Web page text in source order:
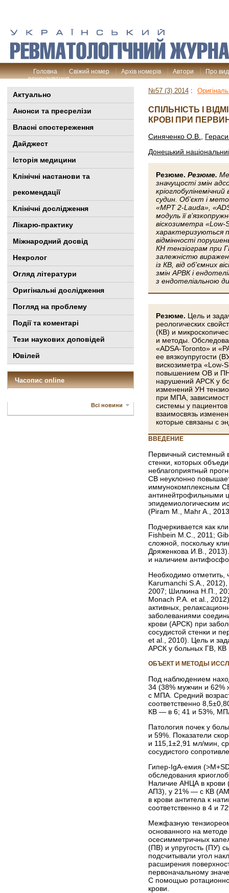
Головна Свіжий номер Архів номерів Автори
Про
рецензування
Актуально
Анонси та пресрелізи
Власні спостереження
Дайджест
Історія медицини
Клінiчні настанови та
рекомендації
Клінічні дослідження
Лікарю-практику
Міжнародний досвід
Некролог
Огляд літератури
Оригінальні дослідження
Погляд на проблему
Події та коментарі
Тези наукових доповідей
Ювілей
Часопис online
Всі новини
№57 (3) 2014 :
СПІЛЬНІСТЬ І
КРОВІ ПРИ
Синяченко О.В.
Донецький
Резюме. Резюме.
значущості змін
судин. Об’єкт і
«MPT 2-Lauda»,
модуль її
віскозиметра «Low-
характеризуються
відмінності
КН тензіограм при
залежністю
із КВ, від об’ємних
змін АРВК і
з ендотеліальною
Резюме. Цель и
реологических
(КВ) и
и методы.
«ADSA-Toronto» и
ее вязкоупругости
вискозиметра «Low-
повышением ОВ и ПН
нарушений АРСК у
изменений УН
при МПА,
системы у
взаимосвязь
которые связаны с
ВВЕДЕНИЕ
Первичный системный
стенки, которых
неблагоприятный
СВ неуклонно
иммунокомплексным
антинейтрофильными
эпидемиологическим
(Piram M., Mahr A.,
Подчеркивается как
Fishbein M.C., 2011;
сложной, поскольку
Дряженкова И.В.,
и наличием
Необходимо отметить,
Karumanchi S.A.,
2007; Шилкина Н.П.,
Monach P.A. et al.,
активных,
заболеваниями
крови (АРСК) при
сосудистой стенки и
et al., 2010). Цель и
АРСК у больных ГВ, КВ
ОБЪЕКТ И МЕТОДЫ
Под наблюдением
34 (38% мужчин и 62%
с МПА. Средний
соответственно
КВ — в 6; 41 и 53%,
Патология почек у
и 59%. Показатели
и 115,1±2,91 мл/мин,
сосудистого
Гипер-IgA-емия
обследования
Наличие АНЦА в крови
АП3), у 21% — с КВ
в крови антитела к
соответственно в 4 и
Межфазную
основанного на
осесимметричных
(ПВ) и упругость (ПУ)
подсчитывали угол
расширения
первоначальному
С помощью
крови.